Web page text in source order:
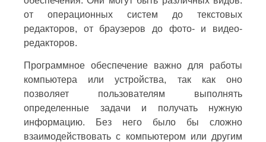
от операционных систем до текстовых
редакторов, от браузеров до фото- и видео-
редакторов.
Программное обеспечение важно для работы
компьютера или устройства, так как оно
позволяет пользователям выполнять
определенные задачи и получать нужную
информацию. Без него было бы сложно
взаимодействовать с компьютером или другим